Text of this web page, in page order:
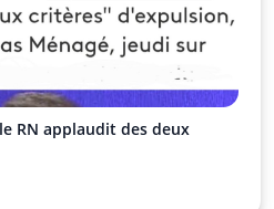
RN applaudit des deux